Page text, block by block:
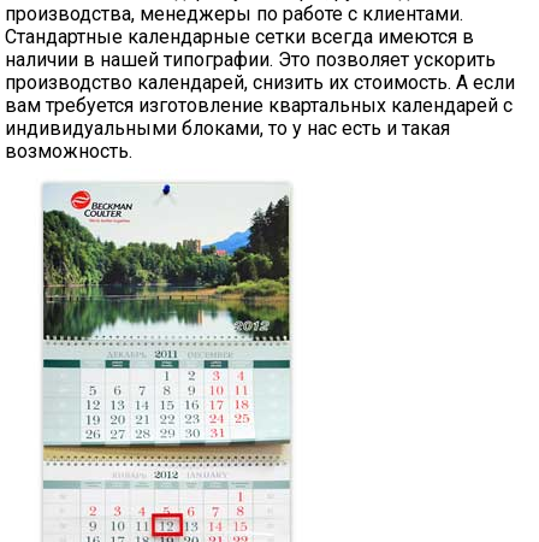
производства, менеджеры по работе с клиентами.
Стандартные календарные сетки всегда имеются в
наличии в нашей типографии. Это позволяет ускорить
производство календарей, снизить их стоимость. А если
вам требуется изготовление квартальных календарей с
индивидуальными блоками, то у нас есть и такая
возможность.